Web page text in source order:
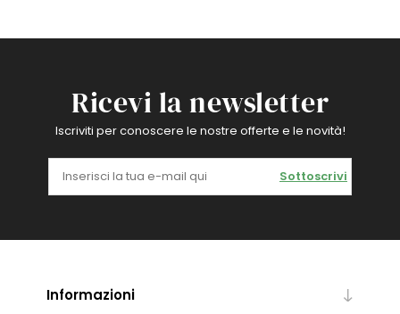
Ricevi la newsletter
Iscriviti per conoscere le nostre offerte e le novità!
Sottoscrivi
Informazioni